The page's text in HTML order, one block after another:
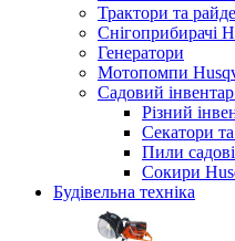
Трактори та
Снігоприбирачі
Генератори
Мотопомпи
Садовий
Різний
Секатори
Пили
Сокири
Будівельна техніка